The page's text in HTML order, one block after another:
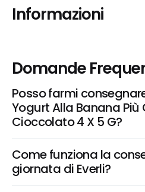
Informazioni
Domande
Posso farmi
Yogurt Alla Banana Più
Cioccolato 4 X 5 G?
Come funziona la
giornata di Everli?